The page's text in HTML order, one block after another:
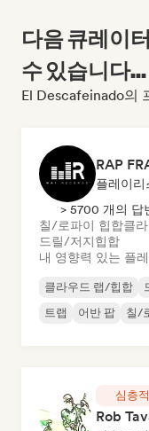
다음 큐레이
수 있습니다...
El Descafeinado의
플레이리
> 5700 개의 답
칠/로파이 힙합클
드릴/저지힙합
내 영향력 있는 플
클라우드 랩/힙합
트랩
어반 팝 칠/
심층
Rob